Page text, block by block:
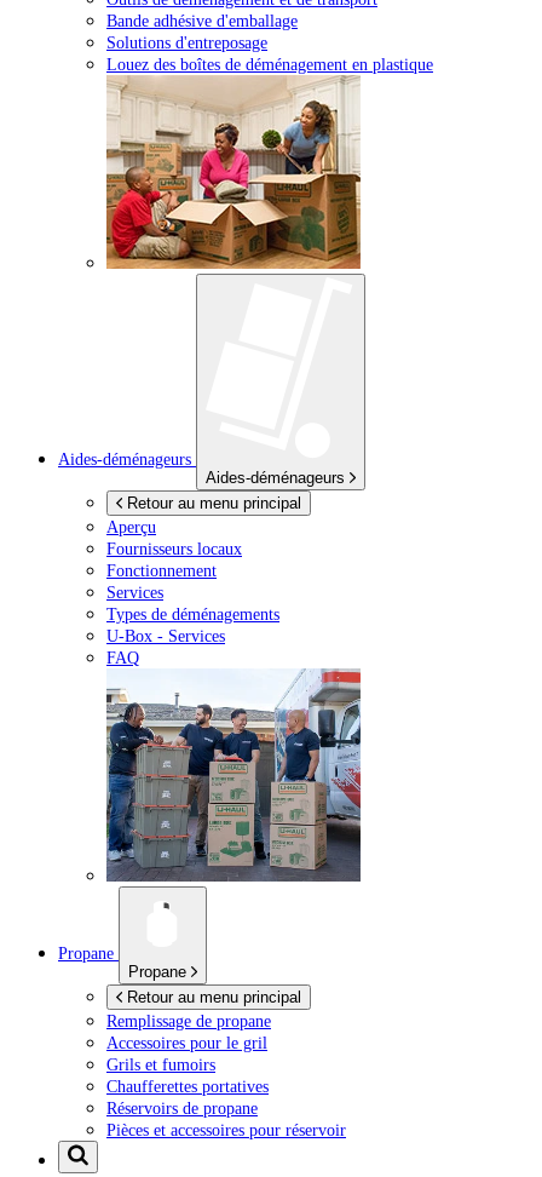
Bande adhésive d'emballage
Solutions d'entreposage
Louez des boîtes de déménagement en plastique
Aides-déménageurs
Aides-déménageurs
Retour au menu principal
Aperçu
Fournisseurs locaux
Fonctionnement
Services
Types de déménagements
U-Box - Services
FAQ
Propane
Propane
Retour au menu principal
Remplissage de propane
Accessoires pour le gril
Grils et fumoirs
Chaufferettes portatives
Réservoirs de propane
Pièces et accessoires pour réservoir